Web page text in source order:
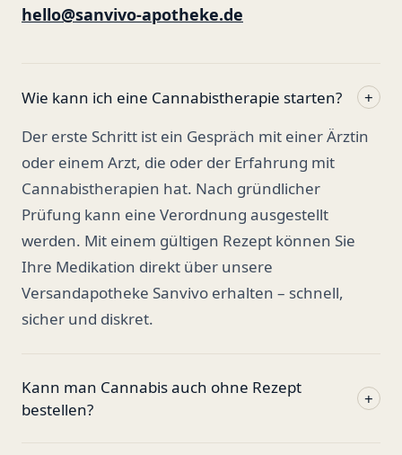
hello@sanvivo-apotheke.de
Wie kann ich eine Cannabistherapie starten?
+
Der erste Schritt ist ein Gespräch mit einer Ärztin
oder einem Arzt, die oder der Erfahrung mit
Cannabistherapien hat. Nach gründlicher
Prüfung kann eine Verordnung ausgestellt
werden. Mit einem gültigen Rezept können Sie
Ihre Medikation direkt über unsere
Versandapotheke Sanvivo erhalten – schnell,
sicher und diskret.
Kann man Cannabis auch ohne Rezept
bestellen?
+